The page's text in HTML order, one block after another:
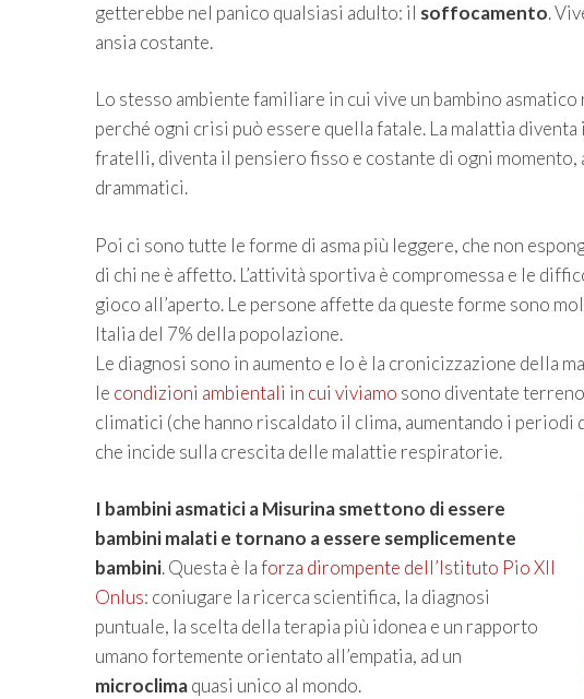
getterebbe nel panico qualsiasi adulto: il soffocamento.
ansia costante.
Lo stesso ambiente familiare in cui vive un bambino
perché ogni crisi può essere quella fatale. La malattia
fratelli, diventa il pensiero fisso e costante di ogni
drammatici.
Poi ci sono tutte le forme di asma più leggere, che non
di chi ne è affetto. L’attività sportiva è compromessa e le
gioco all’aperto. Le persone affette da queste forme sono
Italia del 7% della popolazione.
Le diagnosi sono in aumento e lo è la cronicizzazione della
le condizioni ambientali in cui viviamo sono diventate
climatici (che hanno riscaldato il clima, aumentando i
che incide sulla crescita delle malattie respiratorie.
I bambini asmatici a Misurina smettono di essere
bambini malati e tornano a essere semplicemente
bambini. Questa è laforza dirompente dell’Istituto Pio XII
Onlus: coniugare la ricerca scientifica, la diagnosi
puntuale, la scelta della terapia più idonea e un rapporto
umano fortemente orientato all’empatia, ad un
microclimaquasi unico al mondo.